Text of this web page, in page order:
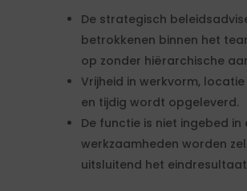
De strategisch
betrokkenen binnen het
op zonder hiërarchische
Vrijheid in werkvorm,
en tijdig wordt opgeleverd.
De functie is niet ingebed
werkzaamheden worden
uitsluitend het